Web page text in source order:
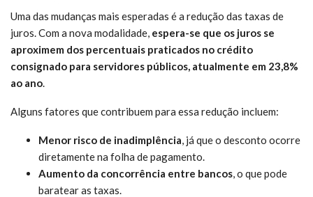
Uma das mudanças mais esperadas é a redução das taxas de
juros. Com a nova modalidade, espera-se que os juros se
aproximem dos percentuais praticados no crédito
consignado para servidores públicos, atualmente em 23,8%
ao ano.
Alguns fatores que contribuem para essa redução incluem:
Menor risco de inadimplência, já que o desconto ocorre
diretamente na folha de pagamento.
Aumento da concorrência entre bancos, o que pode
baratear as taxas.